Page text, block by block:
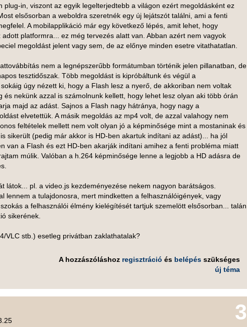
plug-in, viszont az egyik legelterjedtebb a világon ezért megoldásként ez
elsősorban a weboldra szeretnék egy új lejátszót találni, ami a fenti
A mobilapplikáció már egy következő lépés, amit lehet, hogy
platformra... ez még tervezés alatt van. Abban azért nem vagyok
megoldást jelent vagy sem, de az előnye minden esetre vitathatatlan.
nem a legnépszerűbb formátumban történik jelen pillanatban, de
tesztidőszak. Több megoldást is kipróbáltunk és végül a
úgy nézett ki, hogy a Flash lesz a nyerő, de akkoriban nem voltak
és nekünk azzal is számolnunk kellett, hogy lehet lesz olyan aki több órán
majd az adást. Sajnos a Flash nagy hátránya, hogy nagy a
elvetettük. A másik megoldás az mp4 volt, de azzal valahogy nem
feltételek mellett nem volt olyan jó a képminősége mint a mostaninak és
sikerült (pedig már akkor is HD-ben akartuk indítani az adást)... ha jól
van a Flash és ezt HD-ben akarják indítani amihez a fenti probléma miatt
múlik. Valóban a h.264 képminősége lenne a legjobb a HD adásra de
látok... pl. a video.js kezdeményezése nekem nagyon barátságos.
lennem a tulajdonosra, mert mindketten a felhasználóigények, vagy
a felhasználói élmény kielégítését tartjuk szemelött elsősorban... talán
sikerének.
VLC stb.) esetleg privátban zaklathatalak?
A hozzászóláshoz regisztráció és belépésszükséges
új téma
3